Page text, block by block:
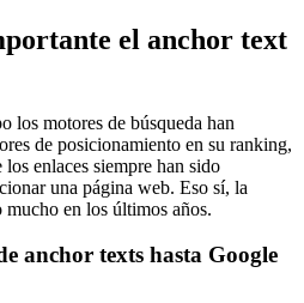
el anchor text
los motores de búsqueda han
de posicionamiento en su ranking,
enlaces siempre han sido
una página web. Eso sí, la
en los últimos años.
anchor texts hasta Google